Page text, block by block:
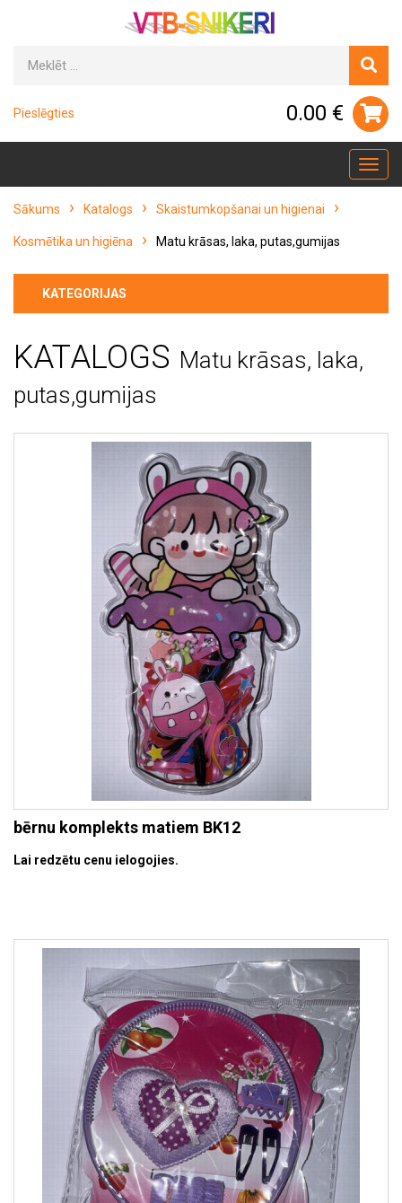
Pieslēgties 0.00 €
Sākums
Katalogs Skaistumkopšanai un higienai
Kosmētika un higiēna Matu krāsas, laka, putas,gumijas
KATEGORIJAS
KATALOGS Matu krāsas, laka,
putas,gumijas
bērnu komplekts matiem BK12
Lai redzētu cenu ielogojies.